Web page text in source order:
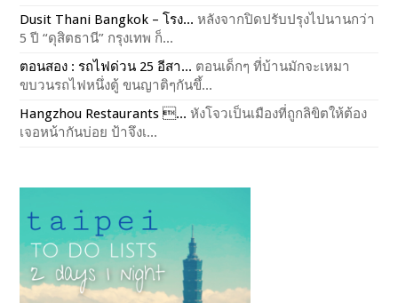
Dusit Thani Bangkok – โรง... หลังจากปิดปรับปรุงไปนานกว่า
5 ปี “ดุสิตธานี” กรุงเทพ ก็...
ตอนสอง : รถไฟด่วน 25 อีสา... ตอนเด็กๆ ที่บ้านมักจะเหมา
ขบวนรถไฟหนึ่งตู้ ขนญาติๆกันขึ้...
Hangzhou Restaurants ... หังโจวเป็นเมืองที่ถูกลิขิตให้ต้อง
เจอหน้ากันบ่อย ป้าจึงเ...